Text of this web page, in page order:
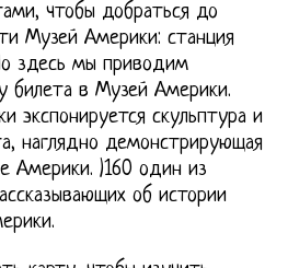
чтобы добраться до
Музей Америки: станция
здесь мы приводим
билета в Музей Америки.
экспонируется скульптура и
наглядно демонстрирующая
Америки. )160 один из
об истории